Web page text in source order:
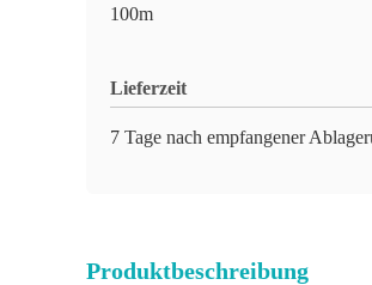
100m
Lieferzeit
7 Tage nach empfangener
Produktbeschreibung